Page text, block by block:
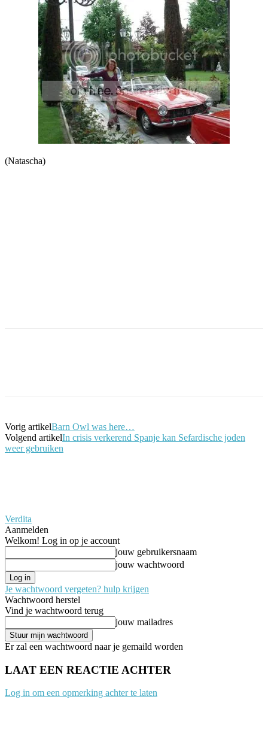
(Natascha)
Vorig artikelBarn Owl was here…
Volgend artikelIn crisis verkerend Spanje kan Sefardische joden
weer gebruiken
Verdita
Aanmelden
Welkom! Log in op je account
jouw gebruikersnaam
jouw wachtwoord
Je wachtwoord vergeten? hulp krijgen
Wachtwoord herstel
Vind je wachtwoord terug
jouw mailadres
Er zal een wachtwoord naar je gemaild worden
LAAT EEN REACTIE ACHTER
Log in om een opmerking achter te laten